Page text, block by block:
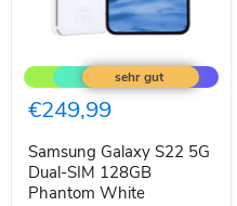
Galaxy
S22
5G
Dual-
128GB
Phantom
White
€249,99
Samsung Galaxy S22 5G
Dual-SIM 128GB
Phantom White